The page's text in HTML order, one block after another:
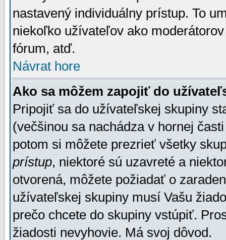
nastavený individuálny prístup. To
niekoľko užívateľov ako
fórum, atď.
Návrat hore
Ako sa môžem zapojiť do
Pripojiť sa do užívateľskej skupiny
(večšinou sa nachádza v hornej
potom si môžete prezrieť všetky
prístup, niektoré sú uzavreté a
otvorená, môžete požiadať o
užívateľskej skupiny musí Vašu
prečo chcete do skupiny vstúpiť.
žiadosti nevyhovie. Má svoj dôvod.